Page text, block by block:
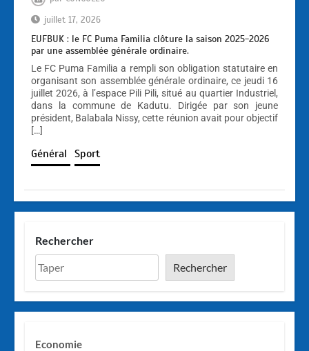
juillet 17, 2026
EUFBUK : le FC Puma Familia clôture la saison 2025-2026
par une assemblée générale ordinaire.
Le FC Puma Familia a rempli son obligation statutaire en
organisant son assemblée générale ordinaire, ce jeudi 16
juillet 2026, à l’espace Pili Pili, situé au quartier Industriel,
dans la commune de Kadutu. Dirigée par son jeune
président, Balabala Nissy, cette réunion avait pour objectif
[…]
Général Sport
Rechercher
Rechercher
Economie